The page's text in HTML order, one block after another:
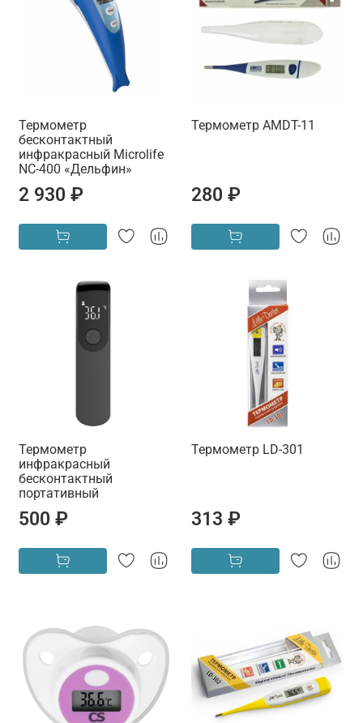
Термометр
бесконтактный
инфракрасный Microlife
NC-400 «Дельфин»
2 930 ₽
Термометр AMDT-11
280 ₽
Термометр
инфракрасный
бесконтактный
портативный
500 ₽
Термометр LD-301
313 ₽